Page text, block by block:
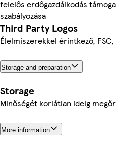
felelős erdőgazdálkodás
szabályozása
Third Party Logos
Élelmiszerekkel érintkező,
Storage and preparation
Storage
Minőségét korlátlan ideig
More information